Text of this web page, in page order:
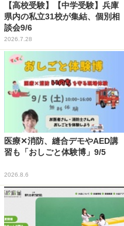
【高校受験】【中学受験】兵庫
県内の私立31校が集結、個別相
談会9/6
2026.7.28
医療✕消防、縫合デモやAED講
習も「おしごと体験博」9/5
2026.8.6